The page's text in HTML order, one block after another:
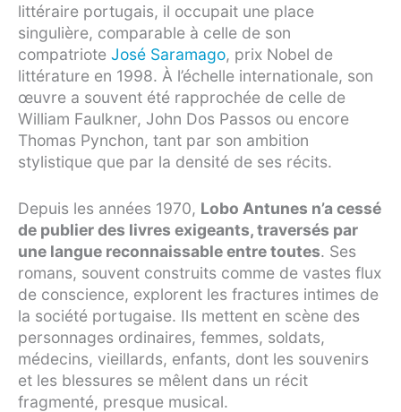
littéraire portugais, il occupait une place
singulière, comparable à celle de son
compatriote José Saramago, prix Nobel de
littérature en 1998. À l’échelle internationale, son
œuvre a souvent été rapprochée de celle de
William Faulkner, John Dos Passos ou encore
Thomas Pynchon, tant par son ambition
stylistique que par la densité de ses récits.
Depuis les années 1970, Lobo Antunes n’a cessé
de publier des livres exigeants, traversés par
une langue reconnaissable entre toutes. Ses
romans, souvent construits comme de vastes flux
de conscience, explorent les fractures intimes de
la société portugaise. Ils mettent en scène des
personnages ordinaires, femmes, soldats,
médecins, vieillards, enfants, dont les souvenirs
et les blessures se mêlent dans un récit
fragmenté, presque musical.